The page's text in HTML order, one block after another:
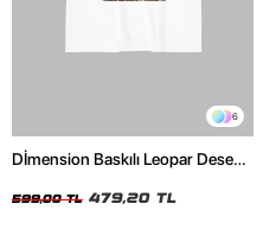
6
Dİmension Baskılı Leopar Desenli
Tshirt
599,00 TL 479,20 TL